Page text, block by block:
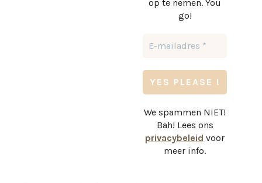
op te nemen. You
go!
We spammen NIET!
Bah! Lees ons
privacybeleid voor
meer info.